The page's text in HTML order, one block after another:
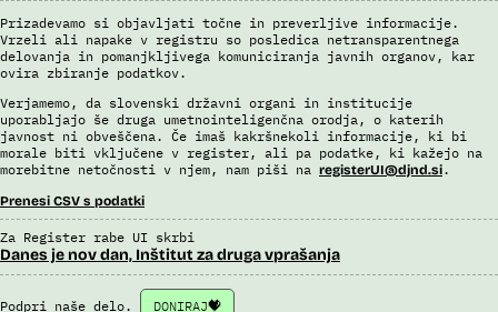
Prizadevamo si objavljati točne in preverljive informacije.
Vrzeli ali napake v registru so posledica netransparentnega
delovanja in pomanjkljivega komuniciranja javnih organov, kar
ovira zbiranje podatkov.
Verjamemo, da slovenski državni organi in institucije
uporabljajo še druga umetnointeligenčna orodja, o katerih
javnost ni obveščena. Če imaš kakršnekoli informacije, ki bi
morale biti vključene v register, ali pa podatke, ki kažejo na
morebitne netočnosti v njem, nam piši na registerUI@djnd.si.
Prenesi CSV s podatki
Za Register rabe UI skrbi
Danes je nov dan, Inštitut za druga vprašanja
Podpri naše delo. DONIRAJ